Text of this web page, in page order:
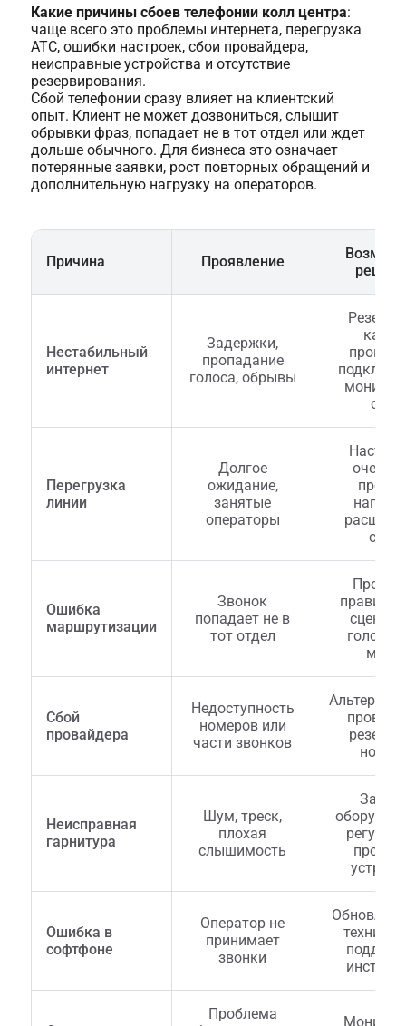
Какие причины сбоев телефонии колл центра:
чаще всего это проблемы интернета, перегрузка
АТС, ошибки настроек, сбои провайдера,
неисправные устройства и отсутствие
резервирования.
Сбой телефонии сразу влияет на клиентский
опыт. Клиент не может дозвониться, слышит
обрывки фраз, попадает не в тот отдел или ждет
дольше обычного. Для бизнеса это означает
потерянные заявки, рост повторных обращений и
дополнительную нагрузку на операторов.
Причина Проявление
Нестабильный
интернет
Задержки,
пропадание
голоса, обрывы
сети
Перегрузка
линии
Долгое
ожидание,
занятые
операторы
смен
Ошибка
маршрутизации
Звонок
попадает не в
тот отдел
правил
меню
Сбой
провайдера
Недоступность
номеров или
части звонков
Неисправная
гарнитура
Шум, треск,
плохая
слышимость
Ошибка в
софтфоне
Оператор не
принимает
звонки
Проблема